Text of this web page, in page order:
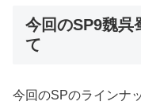
今回のSP9魏呉
て
今回のSPのラインナ